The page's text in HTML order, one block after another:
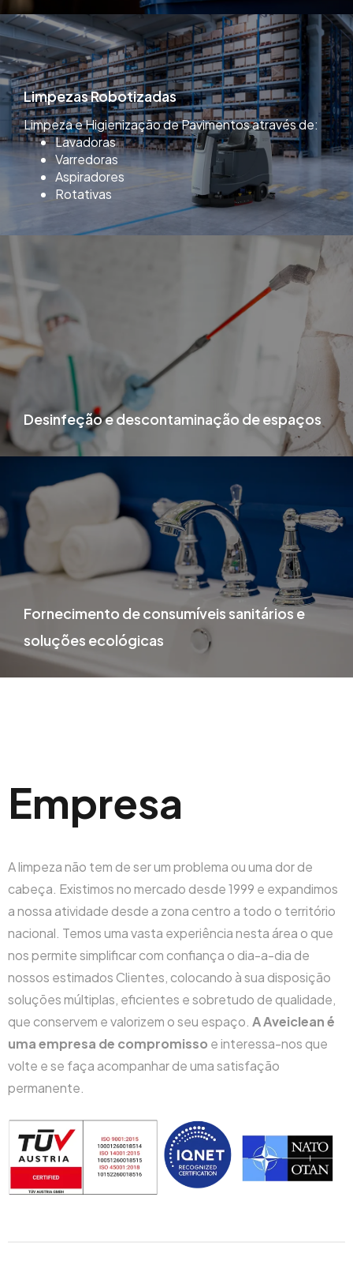
Limpezas Robotizadas
Limpeza e Higienização de Pavimentos através de:
Lavadoras
Varredoras
Aspiradores
Rotativas
Desinfeção e descontaminação de espaços
Fornecimento de consumíveis sanitários e
soluções ecológicas
Empresa
A limpeza não tem de ser um problema ou uma dor de
cabeça. Existimos no mercado desde 1999 e expandimos
a nossa atividade desde a zona centro a todo o território
nacional. Temos uma vasta experiência nesta área o que
nos permite simplificar com confiança o dia-a-dia de
nossos estimados Clientes, colocando à sua disposição
soluções múltiplas, eficientes e sobretudo de qualidade,
que conservem e valorizem o seu espaço. A Aveiclean é
uma empresa de compromisso e interessa-nos que
volte e se faça acompanhar de uma satisfação
permanente.